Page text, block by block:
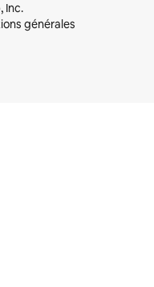
Inc.
générales